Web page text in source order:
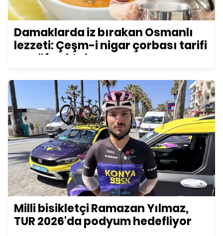
Damaklarda iz bırakan Osmanlı
lezzeti: Çeşm-i nigar çorbası tarifi
ve püf noktaları
Milli bisikletçi Ramazan Yılmaz,
TUR 2026'da podyum hedefliyor